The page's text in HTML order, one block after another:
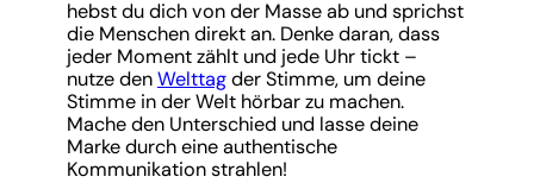
hebst du dich von der Masse ab und sprichst
die Menschen direkt an. Denke daran, dass
jeder Moment zählt und jede Uhr tickt –
nutze denWelttagder Stimme, um deine
Stimme in der Welt hörbar zu machen.
Mache den Unterschied und lasse deine
Marke durch eine authentische
Kommunikation strahlen!